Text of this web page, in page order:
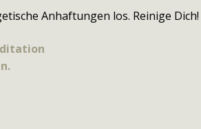
Anhaftungen los. Reinige Dich!